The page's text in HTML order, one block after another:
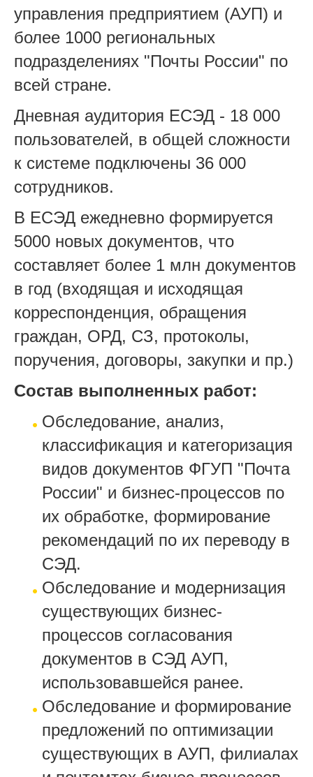
управления предприятием (АУП) и
более 1000 региональных
подразделениях "Почты России" по
всей стране.
Дневная аудитория ЕСЭД - 18 000
пользователей, в общей сложности
к системе подключены 36 000
сотрудников.
В ЕСЭД ежедневно формируется
5000 новых документов, что
составляет более 1 млн документов
в год (входящая и исходящая
корреспонденция, обращения
граждан, ОРД, СЗ, протоколы,
поручения, договоры, закупки и пр.)
Состав выполненных работ:
Обследование, анализ,
классификация и категоризация
видов документов ФГУП "Почта
России" и бизнес-процессов по
их обработке, формирование
рекомендаций по их переводу в
СЭД.
Обследование и модернизация
существующих бизнес-
процессов согласования
документов в СЭД АУП,
использовавшейся ранее.
Обследование и формирование
предложений по оптимизации
существующих в АУП, филиалах